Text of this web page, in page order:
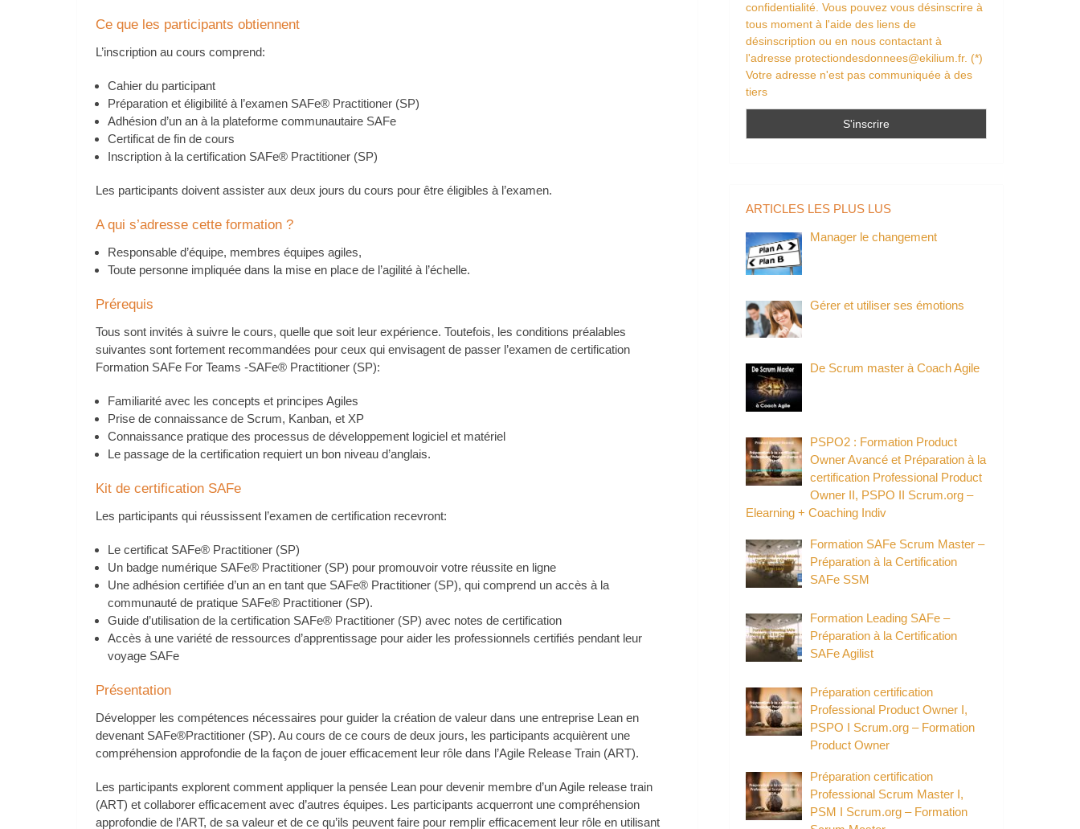
Ce que les participants obtiennent
L’inscription au cours comprend:
Cahier du participant
Préparation et éligibilité à l’examen SAFe® Practitioner (SP)
Adhésion d’un an à la plateforme communautaire SAFe
Certificat de fin de cours
Inscription à la certification SAFe® Practitioner (SP)
Les participants doivent assister aux deux jours du cours pour être éligibles à l’examen.
A qui s’adresse cette formation ?
Responsable d’équipe, membres équipes agiles,
Toute personne impliquée dans la mise en place de l’agilité à l’échelle.
Prérequis
Tous sont invités à suivre le cours, quelle que soit leur expérience. Toutefois, les conditions préalables
suivantes sont fortement recommandées pour ceux qui envisagent de passer l’examen de certification
Formation SAFe For Teams -SAFe® Practitioner (SP):
Familiarité avec les concepts et principes Agiles
Prise de connaissance de Scrum, Kanban, et XP
Connaissance pratique des processus de développement logiciel et matériel
Le passage de la certification requiert un bon niveau d’anglais.
Kit de certification SAFe
Les participants qui réussissent l’examen de certification recevront:
Le certificat SAFe® Practitioner (SP)
Un badge numérique SAFe® Practitioner (SP) pour promouvoir votre réussite en ligne
Une adhésion certifiée d’un an en tant que SAFe® Practitioner (SP), qui comprend un accès à la
communauté de pratique SAFe® Practitioner (SP).
Guide d’utilisation de la certification SAFe® Practitioner (SP) avec notes de certification
Accès à une variété de ressources d’apprentissage pour aider les professionnels certifiés pendant leur
voyage SAFe
Présentation
Développer les compétences nécessaires pour guider la création de valeur dans une entreprise Lean en
devenant SAFe®Practitioner (SP). Au cours de ce cours de deux jours, les participants acquièrent une
compréhension approfondie de la façon de jouer efficacement leur rôle dans l’Agile Release Train (ART).
Les participants explorent comment appliquer la pensée Lean pour devenir membre d’un Agile release train
(ART) et collaborer efficacement avec d’autres équipes. Les participants acquerront une compréhension
approfondie de l’ART, de sa valeur et de ce qu’ils peuvent faire pour remplir efficacement leur rôle en utilisant
confidentialité. Vous pouvez vous désinscrire à
tous moment à l'aide des liens de
désinscription ou en nous contactant à
l'adresse protectiondesdonnees@ekilium.fr. (*)
Votre adresse n'est pas communiquée à des
tiers
ARTICLES LES PLUS LUS
Manager le changement
Gérer et utiliser ses émotions
De Scrum master à Coach Agile
PSPO2 : Formation Product
Owner Avancé et Préparation à la
certification Professional Product
Owner II, PSPO II Scrum.org –
Elearning + Coaching Indiv
Formation SAFe Scrum Master –
Préparation à la Certification
SAFe SSM
Formation Leading SAFe –
Préparation à la Certification
SAFe Agilist
Préparation certification
Professional Product Owner I,
PSPO I Scrum.org – Formation
Product Owner
Préparation certification
Professional Scrum Master I,
PSM I Scrum.org – Formation